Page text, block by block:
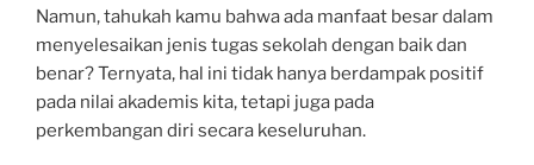
Namun, tahukah kamu bahwa ada manfaat besar dalam
menyelesaikan jenis tugas sekolah dengan baik dan
benar? Ternyata, hal ini tidak hanya berdampak positif
pada nilai akademis kita, tetapi juga pada
perkembangan diri secara keseluruhan.